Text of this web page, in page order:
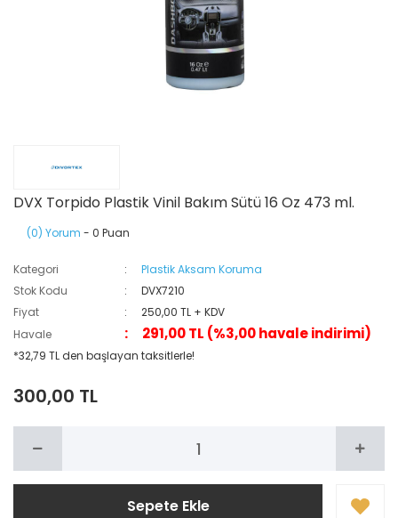
DVX Torpido Plastik Vinil Bakım Sütü 16 Oz 473 ml.
(0) Yorum - 0 Puan
Kategori
Plastik Aksam Koruma
Stok Kodu
DVX7210
Fiyat
250,00 TL + KDV
Havale
291,00 TL (%3,00 havale indirimi)
*32,79 TL den başlayan taksitlerle!
300,00 TL
Sepete Ekle